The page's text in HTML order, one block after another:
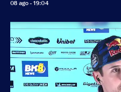
08 ago - 19:04